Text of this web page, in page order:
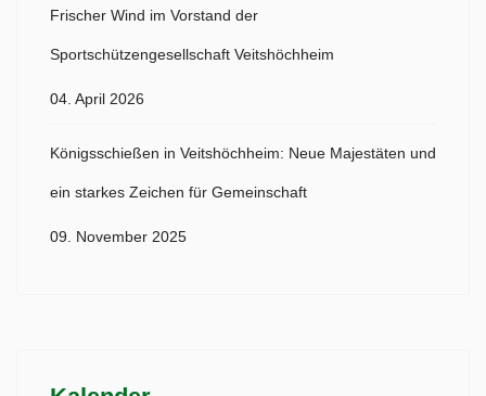
Frischer Wind im Vorstand der
Sportschützengesellschaft Veitshöchheim
04. April 2026
Königsschießen in Veitshöchheim: Neue Majestäten und
ein starkes Zeichen für Gemeinschaft
09. November 2025